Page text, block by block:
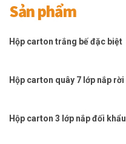
Sản phẩm
Hộp carton trắng bế đặc biệt
Hộp carton quây 7 lớp nắp rời
Hộp carton 3 lớp nắp đối khẩu